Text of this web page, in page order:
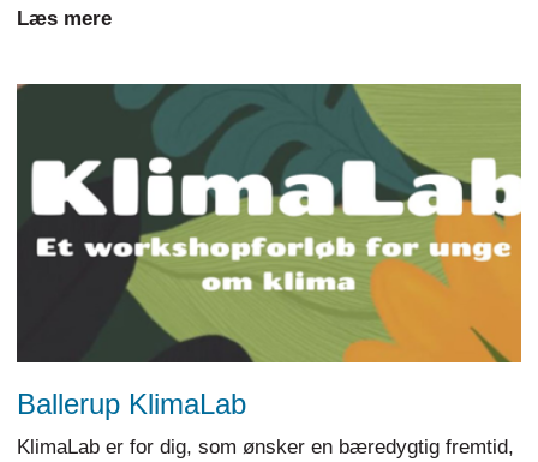
Læs mere
Ballerup KlimaLab
KlimaLab er for dig, som ønsker en bæredygtig fremtid,